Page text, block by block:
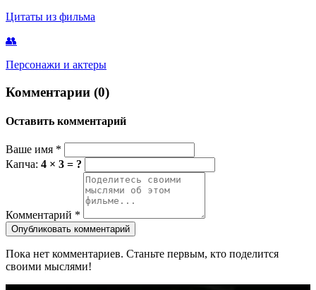
Цитаты из фильма
👥
Персонажи и актеры
Комментарии (0)
Оставить комментарий
Ваше имя *
Капча: 4 × 3 = ?
Комментарий *
Опубликовать комментарий
Пока нет комментариев. Станьте первым, кто поделится
своими мыслями!